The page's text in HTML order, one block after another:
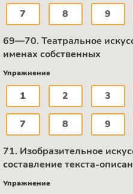
7 8 9
69—70. Театральное
именах собственных
Упражнение
1 2 3
7 8 9
71. Изобразительное
составление текста-
Упражнение